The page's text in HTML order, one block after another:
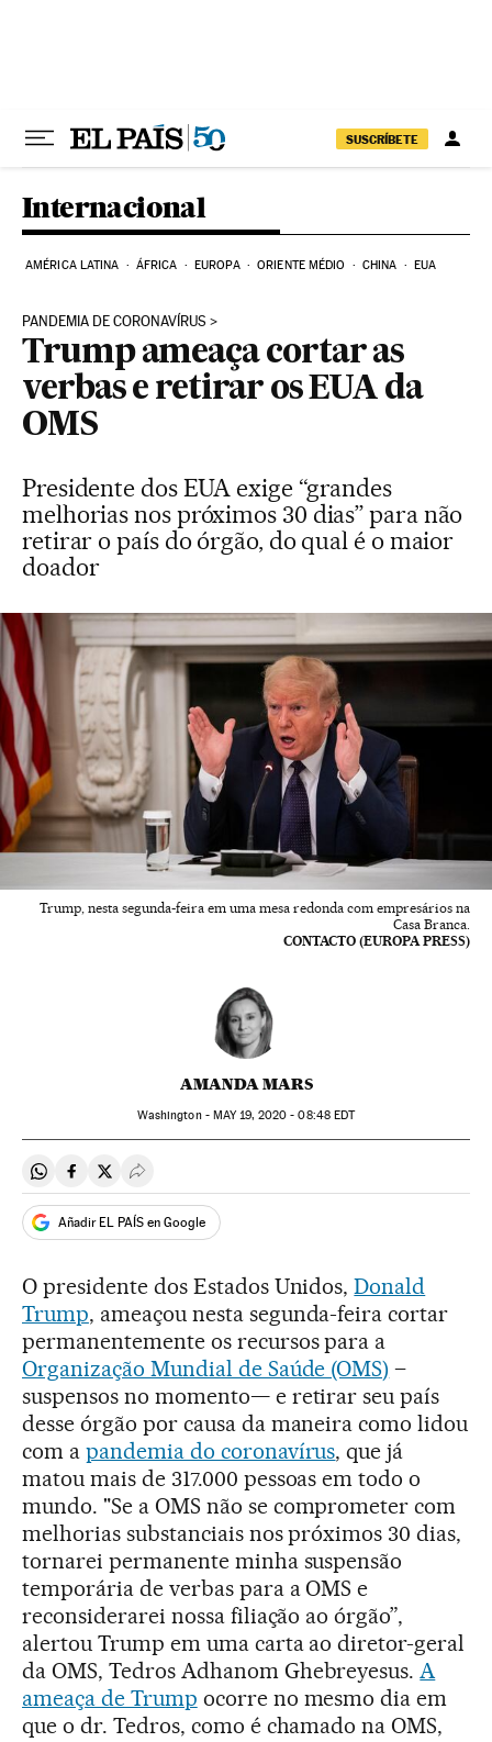
SUSCRÍBETE
Internacional
AMÉRICA LATINA ÁFRICA EUROPA ORIENTE MÉDIO CHINA EUA
PANDEMIA DE CORONAVÍRUS
Trump ameaça cortar as
verbas e retirar os EUA da
OMS
Presidente dos EUA exige “grandes
melhorias nos próximos 30 dias” para não
retirar o país do órgão, do qual é o maior
doador
Trump, nesta segunda-feira em uma mesa redonda com empresários na
Casa Branca.
CONTACTO (EUROPA PRESS)
AMANDA MARS
Washington - MAY19, 2020 - 08:48EDT
Compartir en Whatsapp
Compartir en Facebook
Compartir en Twitter
Desplegar Redes Sociales
Añadir EL PAÍS en Google
O presidente dos Estados Unidos,Donald
Trump, ameaçou nesta segunda-feira cortar
permanentemente os recursos para a
Organização Mundial de Saúde (OMS) –
suspensos no momento— e retirar seu país
desse órgão por causa da maneira como lidou
com a pandemia do coronavírus, que já
matou mais de 317.000 pessoas em todo o
mundo. "Se a OMS não se comprometer com
melhorias substanciais nos próximos 30 dias,
tornarei permanente minha suspensão
temporária de verbas para a OMS e
reconsiderarei nossa filiação ao órgão”,
alertou Trump em uma carta ao diretor-geral
da OMS, Tedros Adhanom Ghebreyesus.A
ameaça de Trump ocorre no mesmo dia em
que o dr. Tedros, como é chamado na OMS,